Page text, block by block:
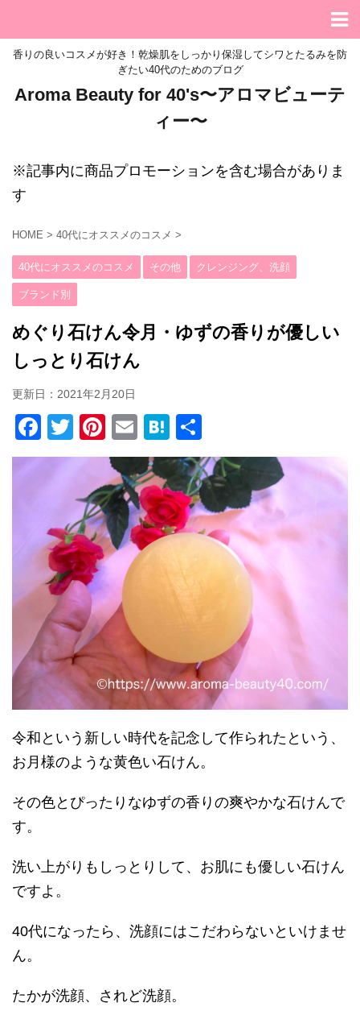
香りの良いコスメが好き！乾燥肌をしっかり保湿してシワとたるみを防
ぎたい40代のためのブログ
Aroma Beauty for 40's〜アロマビューテ
ィー〜
※記事内に商品プロモーションを含む場合がありま
す
HOME > 40代にオススメのコスメ >
40代にオススメのコスメ その他 クレンジング、洗顔
ブランド別
めぐり石けん令月・ゆずの香りが優しい
しっとり石けん
更新日： 2021年2月20日
F
a
b
o
o
k
T
wi
er
Pi
nt
er
e
st
E
m
ail
H
at
e
n
a
有
令和という新しい時代を記念して作られたという、
お月様のような黄色い石けん。
その色とぴったりなゆずの香りの爽やかな石けんで
す。
洗い上がりもしっとりして、お肌にも優しい石けん
ですよ。
40代になったら、洗顔にはこだわらないといけませ
ん。
たかが洗顔、されど洗顔。